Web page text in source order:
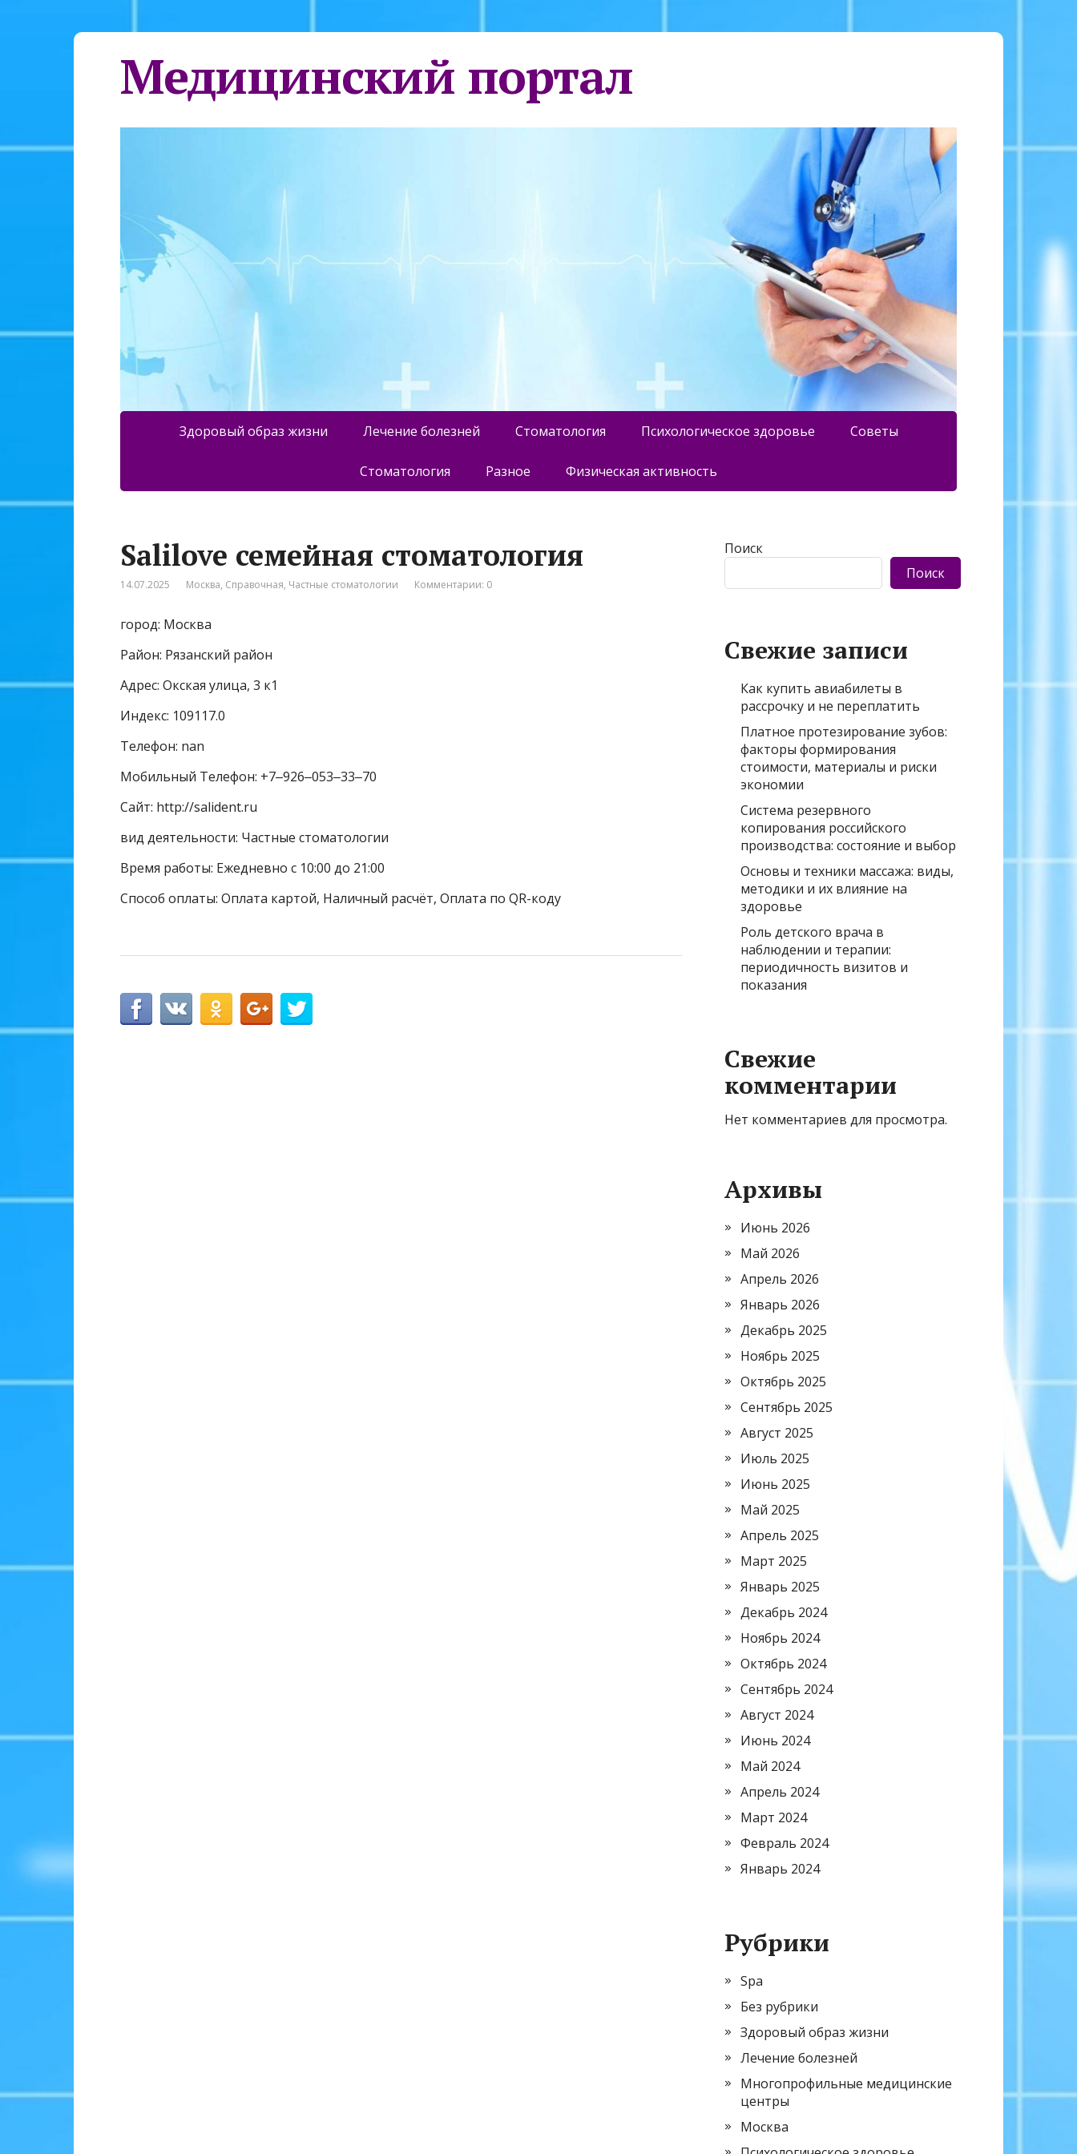
Медицинский портал
Здоровый образ жизни Лечение болезней Стоматология Психологическое здоровье Советы
Стоматология Разное Физическая активность
Salilove семейная стоматология
14.07.2025 Москва, Справочная, Частные стоматологии Комментарии: 0
город: Москва
Район: Рязанский район
Адрес: Окская улица, 3 к1
Индекс: 109117.0
Телефон: nan
Мобильный Телефон: +7‒926‒053‒33‒70
Сайт: http://salident.ru
вид деятельности: Частные стоматологии
Время работы: Ежедневно с 10:00 до 21:00
Способ оплаты: Оплата картой, Наличный расчёт, Оплата по QR-коду
Поиск
Поиск
Свежие записи
Как купить авиабилеты в
рассрочку и не переплатить
Платное протезирование зубов:
факторы формирования
стоимости, материалы и риски
экономии
Система резервного
копирования российского
производства: состояние и выбор
Основы и техники массажа: виды,
методики и их влияние на
здоровье
Роль детского врача в
наблюдении и терапии:
периодичность визитов и
показания
Свежие
комментарии
Нет комментариев для просмотра.
Архивы
Июнь 2026
Май 2026
Апрель 2026
Январь 2026
Декабрь 2025
Ноябрь 2025
Октябрь 2025
Сентябрь 2025
Август 2025
Июль 2025
Июнь 2025
Май 2025
Апрель 2025
Март 2025
Январь 2025
Декабрь 2024
Ноябрь 2024
Октябрь 2024
Сентябрь 2024
Август 2024
Июнь 2024
Май 2024
Апрель 2024
Март 2024
Февраль 2024
Январь 2024
Рубрики
Spa
Без рубрики
Здоровый образ жизни
Лечение болезней
Многопрофильные медицинские
центры
Москва